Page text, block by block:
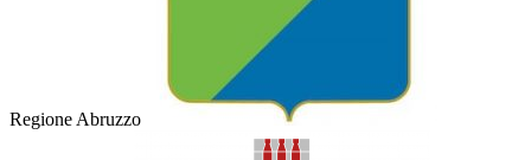
Regione Abruzzo